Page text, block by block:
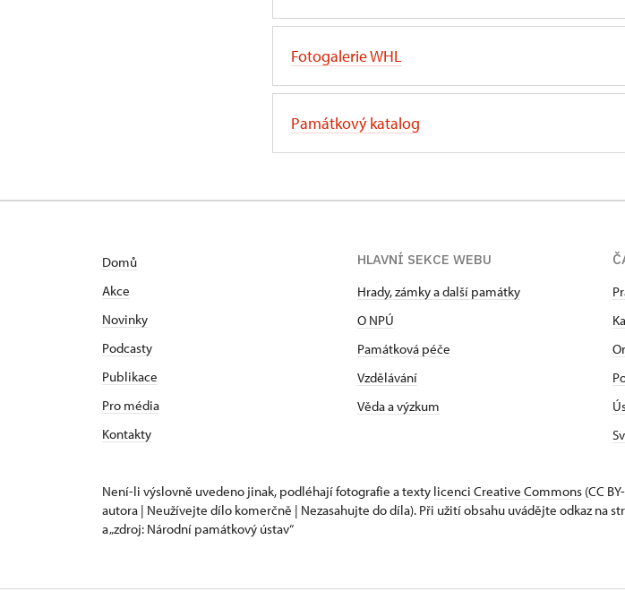
Fotogalerie WHL
Památkový katalog
Domů
Akce
Novinky
Podcasty
Publikace
Pro média
Kontakty
HLAVNÍ SEKCE WEBU
Hrady, zámky a další památky
O NPÚ
Památková péče
Vzdělávání
Věda a výzkum
Není-li výslovně uvedeno jinak, podléhají fotografie a texty licenci Creative Commons (CC
autora | Neužívejte dílo komerčně | Nezasahujte do díla). Při užití obsahu uvádějte odkaz na
a „zdroj: Národní památkový ústav“